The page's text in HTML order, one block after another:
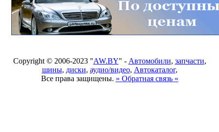
Copyright © 2006-2023 "AW.BY" - Автомобили, запчасти,
шины, диски, аудио/видео, Автокаталог,
Все права защищены. » Обратная связь «